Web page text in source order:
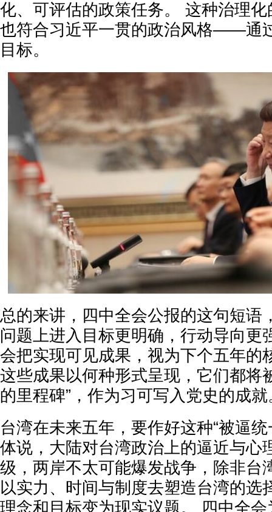
化、可评估的政策任务。 这种治理
也符合习近平一贯的政治风格——通
目标。
总的来讲，四中全会公报的这句短语
问题上进入目标更明确，行动导向更
会把实现可见成果，视为下个五年的
这些成果以何种形式呈现，它们都将
的里程碑”，作为习可写入党史的成就
台湾在未来五年，要作好这种“被逼
体说，大陆对台湾政治上的逼近与心
级，两岸不太可能爆发战争，除非台
以实力、时间与制度去塑造台湾的选
理念和目标变为现实议题。 四中全